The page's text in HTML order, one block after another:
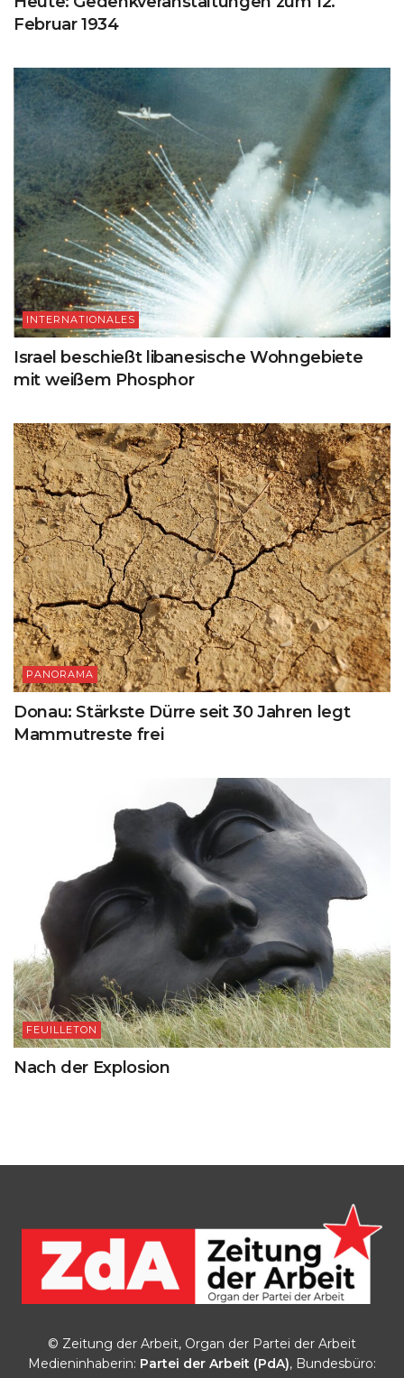
Februar 1934
INTERNATIONALES
Israel beschießt libanesische Wohngebiete
mit weißem Phosphor
PANORAMA
Donau: Stärkste Dürre seit 30 Jahren legt
Mammutreste frei
FEUILLETON
Nach der Explosion
© Zeitung der Arbeit, Organ der Partei der Arbeit
Medieninhaberin: Partei der Arbeit (PdA), Bundesbüro: